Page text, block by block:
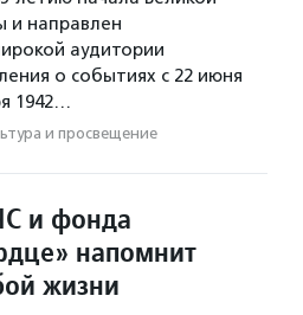
и направлен
аудитории
о событиях с 22 июня
1942…
и просвещение
и фонда
напомнит
жизни